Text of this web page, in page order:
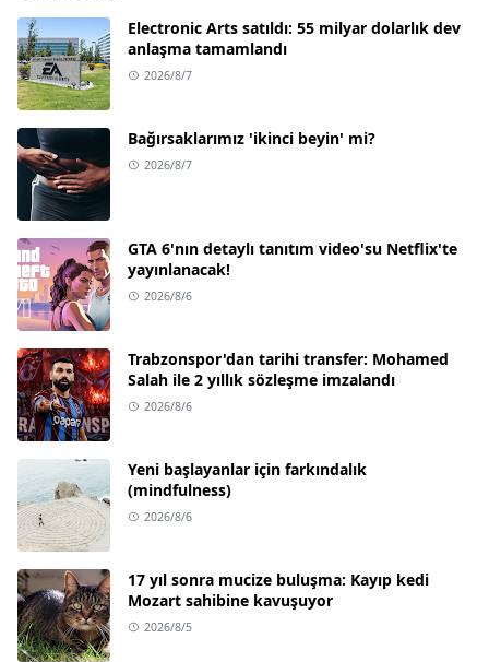
Electronic Arts satıldı: 55 milyar dolarlık dev
anlaşma tamamlandı
2026/8/7
Bağırsaklarımız 'ikinci beyin' mi?
2026/8/7
GTA 6'nın detaylı tanıtım video'su Netflix'te
yayınlanacak!
2026/8/6
Trabzonspor'dan tarihi transfer: Mohamed
Salah ile 2 yıllık sözleşme imzalandı
2026/8/6
Yeni başlayanlar için farkındalık
(mindfulness)
2026/8/6
17 yıl sonra mucize buluşma: Kayıp kedi
Mozart sahibine kavuşuyor
2026/8/5